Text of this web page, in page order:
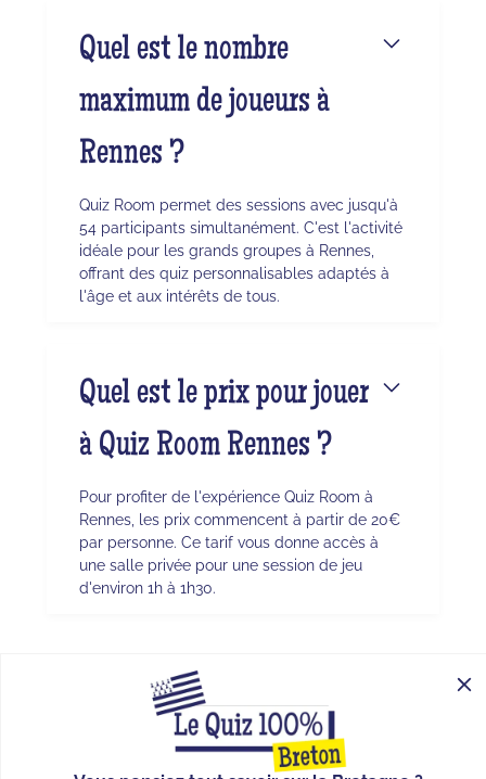
Quel est le nombre
maximum de joueurs à
Rennes ?
Quiz Room permet des sessions avec jusqu'à
54 participants simultanément. C'est l'activité
idéale pour les grands groupes à Rennes,
offrant des quiz personnalisables adaptés à
l'âge et aux intérêts de tous.
Quel est le prix pour jouer
à Quiz Room Rennes ?
Pour profiter de l'expérience Quiz Room à
Rennes, les prix commencent à partir de 20€
par personne. Ce tarif vous donne accès à
une salle privée pour une session de jeu
d'environ 1h à 1h30.
CONTACT
FAQ
BLOG
À PROPOS